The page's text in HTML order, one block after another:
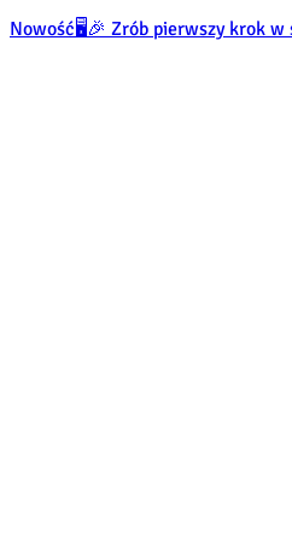
Nowość🖥️🎉 Zrób pierwszy krok